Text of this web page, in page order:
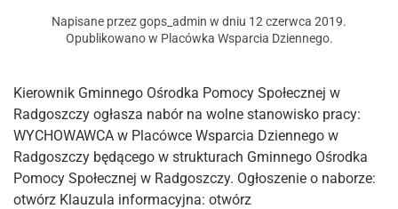
Napisane przezgops_admin w dniu 12 czerwca 2019.
Opublikowano w Placówka Wsparcia Dziennego.
Kierownik Gminnego Ośrodka Pomocy Społecznej w
Radgoszczy ogłasza nabór na wolne stanowisko pracy:
WYCHOWAWCA w Placówce Wsparcia Dziennego w
Radgoszczy będącego w strukturach Gminnego Ośrodka
Pomocy Społecznej w Radgoszczy. Ogłoszenie o naborze:
otwórz Klauzula informacyjna: otwórz